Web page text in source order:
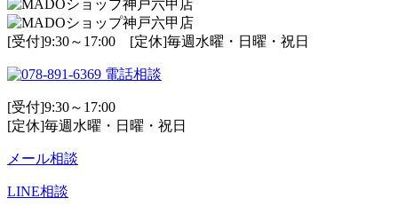
[受付]9:30～17:00 [定休]毎週水曜・日曜・祝日
電話相談
[受付]9:30～17:00
[定休]毎週水曜・日曜・祝日
メール相談
LINE相談